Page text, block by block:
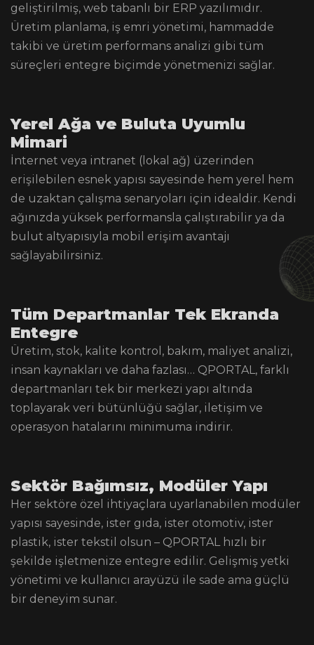
geliştirilmiş, web tabanlı bir ERP yazılımıdır.
Üretim planlama, iş emri yönetimi, hammadde
takibi ve üretim performans analizi gibi tüm
süreçleri entegre biçimde yönetmenizi sağlar.
Yerel Ağa ve Buluta Uyumlu
Mimari
İnternet veya intranet (lokal ağ) üzerinden
erişilebilen esnek yapısı sayesinde hem yerel hem
de uzaktan çalışma senaryoları için idealdir. Kendi
ağınızda yüksek performansla çalıştırabilir ya da
bulut altyapısıyla mobil erişim avantajı
sağlayabilirsiniz.
Tüm Departmanlar Tek Ekranda
Entegre
Üretim, stok, kalite kontrol, bakım, maliyet analizi,
insan kaynakları ve daha fazlası… QPORTAL, farklı
departmanları tek bir merkezi yapı altında
toplayarak veri bütünlüğü sağlar, iletişim ve
operasyon hatalarını minimuma indirir.
Sektör Bağımsız, Modüler Yapı
Her sektöre özel ihtiyaçlara uyarlanabilen modüler
yapısı sayesinde, ister gıda, ister otomotiv, ister
plastik, ister tekstil olsun – QPORTAL hızlı bir
şekilde işletmenize entegre edilir. Gelişmiş yetki
yönetimi ve kullanıcı arayüzü ile sade ama güçlü
bir deneyim sunar.